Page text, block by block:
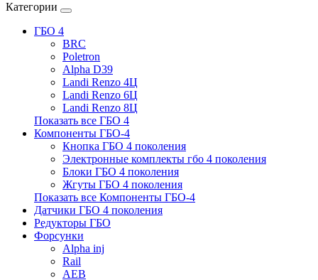
Категории
ГБО 4
BRC
Poletron
Alpha D39
Landi Renzo 4Ц
Landi Renzo 6Ц
Landi Renzo 8Ц
Показать все ГБО 4
Компоненты ГБО-4
Кнопка ГБО 4 поколения
Электронные комплекты гбо 4 поколения
Блоки ГБО 4 поколения
Жгуты ГБО 4 поколения
Показать все Компоненты ГБО-4
Датчики ГБО 4 поколения
Редукторы ГБО
Форсунки
Alpha inj
Rail
AEB